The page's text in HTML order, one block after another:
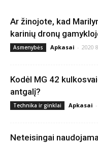
Ar žinojote, kad
karinių dronų
Asmenybės Apkasai - 2020
Kodėl MG 42
antgalį?
Technika ir ginklai Apkasai -
Neteisingai